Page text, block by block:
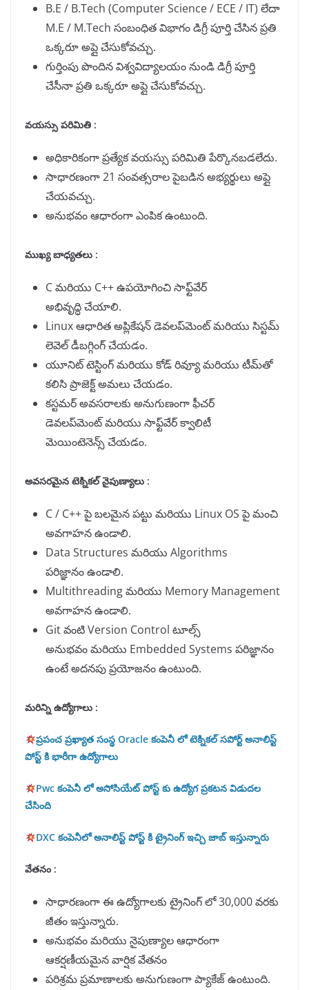
B.E / B.Tech (Computer Science / ECE / IT) లేదా
M.E / M.Tech సంబంధిత విభాగం డిగ్రీ పూర్తి చేసిన ప్రతి
ఒక్కరూ అప్లై చేసుకోవచ్చు.
గుర్తింపు పొందిన విశ్వవిద్యాలయం నుండి డిగ్రీ పూర్తి
చేసీనా ప్రతి ఒక్కరూ అప్లై చేసుకోవచ్చు.
వయస్సు పరిమితి :
అధికారికంగా ప్రత్యేక వయస్సు పరిమితి పేర్కొనబడలేదు.
సాధారణంగా 21 సంవత్సరాల పైబడిన అభ్యర్థులు అప్లై
చేయవచ్చు.
అనుభవం ఆధారంగా ఎంపిక ఉంటుంది.
ముఖ్య బాధ్యతలు :
C మరియు C++ ఉపయోగించి సాఫ్ట్‌వేర్
అభివృద్ధి చేయాలి.
Linux ఆధారిత అప్లికేషన్ డెవలప్‌మెంట్ మరియు సిస్టమ్
లెవెల్ డీబగ్గింగ్ చేయడం.
యూనిట్ టెస్టింగ్ మరియు కోడ్ రివ్యూ మరియు టీమ్‌తో
కలిసి ప్రాజెక్ట్ అమలు చేయడం.
కస్టమర్ అవసరాలకు అనుగుణంగా ఫీచర్
డెవలప్‌మెంట్ మరియు సాఫ్ట్‌వేర్ క్వాలిటీ
మెయింటెనెన్స్ చేయడం.
అవసరమైన టెక్నికల్ నైపుణ్యాలు :
C / C++ పై బలమైన పట్టు మరియు Linux OS పై మంచి
అవగాహన ఉండాలి.
Data Structures మరియు Algorithms
పరిజ్ఞానం ఉండాలి.
Multithreading మరియు Memory Management
అవగాహన ఉండాలి.
Git వంటి Version Control టూల్స్
అనుభవం మరియు Embedded Systems పరిజ్ఞానం
ఉంటే అదనపు ప్రయోజనం ఉంటుంది.
మరిన్ని ఉద్యోగాలు :
ప్రపంచ ప్రఖ్యాత సంస్థ Oracle కంపెనీ లో టెక్నికల్ సపోర్ట్ అనాలిస్ట్
పోస్ట్ కి భారీగా ఉద్యోగాలు
Pwc కంపెనీ లో అసోసియేట్ పోస్ట్ కు ఉద్యోగ ప్రకటన విడుదల
చేసింది
DXC కంపెనీలో అనాలిస్ట్ పోస్ట్ కి ట్రైనింగ్ ఇచ్చి జాబ్ ఇస్తున్నారు
వేతనం :
సాధారణంగా ఈ ఉద్యోగాలకు ట్రైనింగ్ లో 30,000 వరకు
జీతం ఇస్తున్నారు.
అనుభవం మరియు నైపుణ్యాల ఆధారంగా
ఆకర్షణీయమైన వార్షిక వేతనం
పరిశ్రమ ప్రమాణాలకు అనుగుణంగా ప్యాకేజ్ ఉంటుంది.